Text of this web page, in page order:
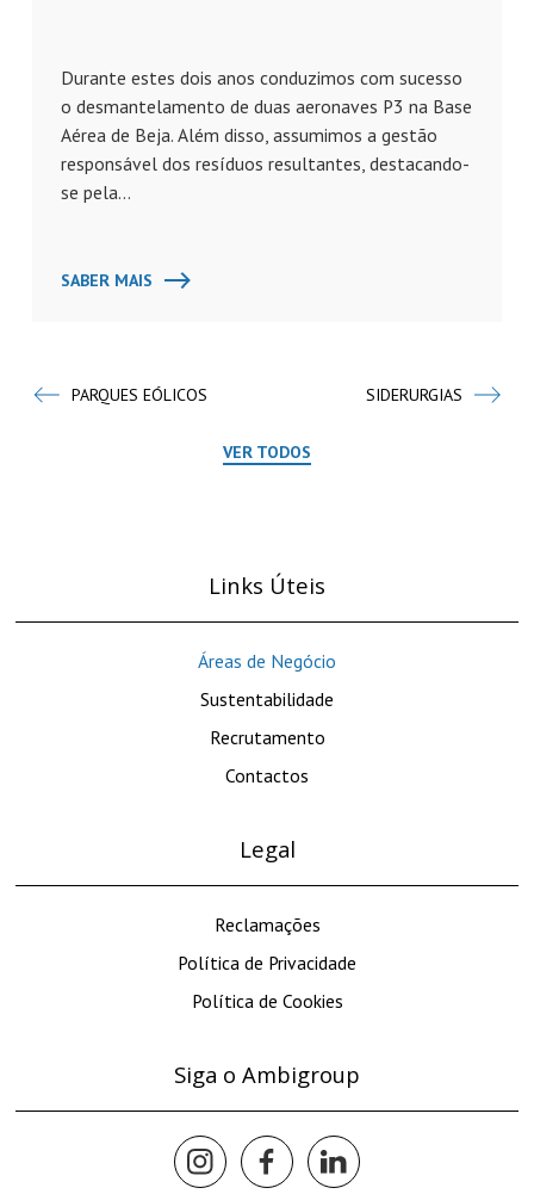
Durante estes dois anos conduzimos com sucesso
o desmantelamento de duas aeronaves P3 na Base
Aérea de Beja. Além disso, assumimos a gestão
responsável dos resíduos resultantes, destacando-
se pela...
SABER MAIS
PARQUES EÓLICOS
VER TODOS
SIDERURGIAS
Links Úteis
Áreas de Negócio
Sustentabilidade
Recrutamento
Contactos
Legal
Reclamações
Política de Privacidade
Política de Cookies
Siga o Ambigroup